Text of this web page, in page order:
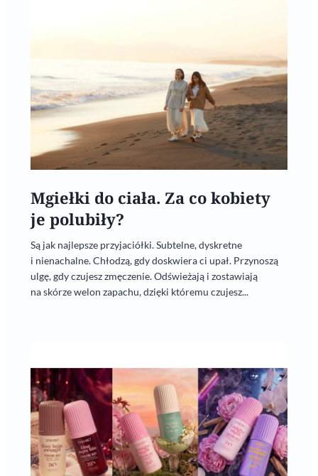
Mgiełki do ciała. Za co kobiety
je polubiły?
Są jak najlepsze przyjaciółki. Subtelne, dyskretne
i nienachalne. Chłodzą, gdy doskwiera ci upał. Przynoszą
ulgę, gdy czujesz zmęczenie. Odświeżają i zostawiają
na skórze welon zapachu, dzięki któremu czujesz...